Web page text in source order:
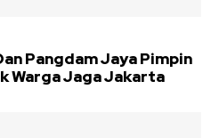
Pangdam Jaya Pimpin
Warga Jaga Jakarta